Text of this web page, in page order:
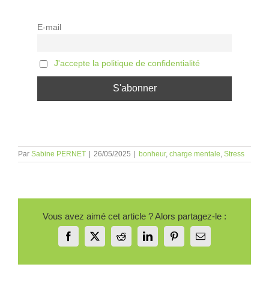
E-mail
J'accepte la politique de confidentialité
Par Sabine PERNET | 26/05/2025 | bonheur, charge mentale Stress
Vous avez aimé cet article ? Alors partagez-le :
Facebook
X RedditLinkedInPinterestEmail